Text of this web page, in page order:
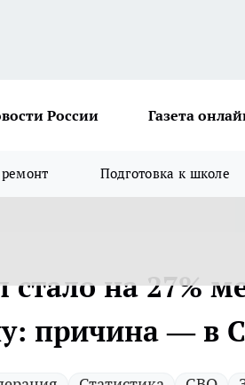
России Газета
Подготовка к школе
на 27%
причина — в